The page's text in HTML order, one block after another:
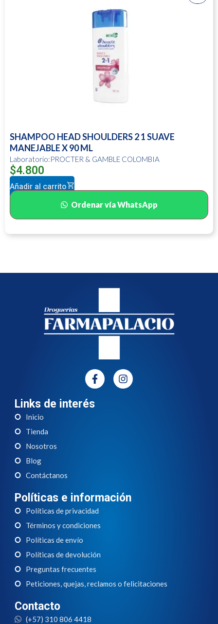
SHAMPOO HEAD SHOULDERS 2 1 SUAVE
MANEJABLE X 90 ML
Laboratorio:PROCTER & GAMBLE COLOMBIA
$4.800
Añadir al carrito
Ordenar vía WhatsApp
Links de interés
Inicio
Tienda
Nosotros
Blog
Contáctanos
Políticas e información
Políticas de privacidad
Términos y condiciones
Políticas de envío
Políticas de devolución
Preguntas frecuentes
Peticiones, quejas, reclamos o felicitaciones
Contacto
(+57) 310 806 4418